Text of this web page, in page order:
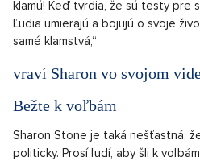
klamú! Keď tvrdia, že sú testy pre
Ľudia umierajú a bojujú o svoje
samé klamstvá,“
vraví Sharon vo svojom
Bežte k voľbám
Sharon Stone je taká nešťastná,
politicky. Prosí ľudí, aby šli k